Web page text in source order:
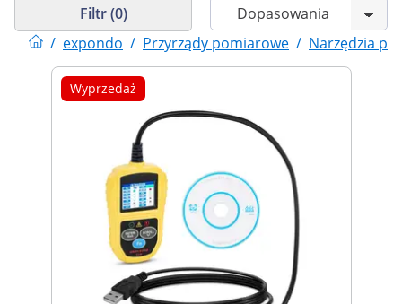
/ expondo / Przyrządy pomiarowe / Narzędzia
Filtr (0)
Wyprzedaż